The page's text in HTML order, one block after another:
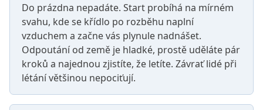
Do prázdna nepadáte. Start probíhá na mírném
svahu, kde se křídlo po rozběhu naplní
vzduchem a začne vás plynule nadnášet.
Odpoutání od země je hladké, prostě uděláte pár
kroků a najednou zjistíte, že letíte. Závrať lidé při
létání většinou nepociťují.